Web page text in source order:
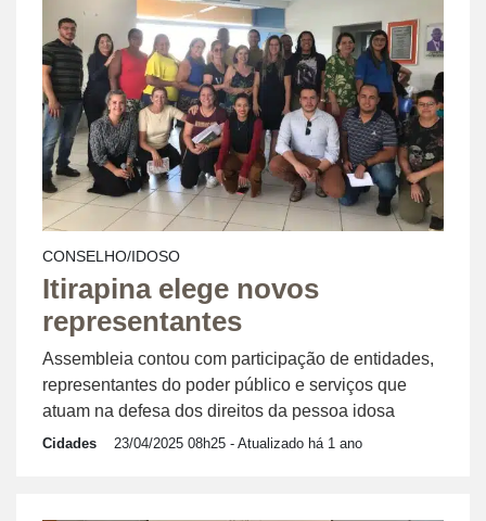
CONSELHO/IDOSO
Itirapina elege novos
representantes
Assembleia contou com participação de entidades,
representantes do poder público e serviços que
atuam na defesa dos direitos da pessoa idosa
Cidades 23/04/2025 08h25 - Atualizado há 1 ano